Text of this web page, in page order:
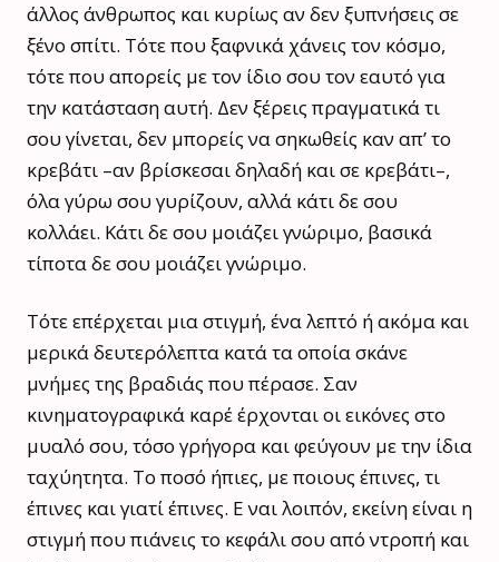
άλλος άνθρωπος και κυρίως αν δεν ξυπνήσεις σε
ξένο σπίτι. Τότε που ξαφνικά χάνεις τον κόσμο,
τότε που απορείς με τον ίδιο σου τον εαυτό για
την κατάσταση αυτή. Δεν ξέρεις πραγματικά τι
σου γίνεται, δεν μπορείς να σηκωθείς καν απ’ το
κρεβάτι –αν βρίσκεσαι δηλαδή και σε κρεβάτι–,
όλα γύρω σου γυρίζουν, αλλά κάτι δε σου
κολλάει. Κάτι δε σου μοιάζει γνώριμο, βασικά
τίποτα δε σου μοιάζει γνώριμο.
Τότε επέρχεται μια στιγμή, ένα λεπτό ή ακόμα και
μερικά δευτερόλεπτα κατά τα οποία σκάνε
μνήμες της βραδιάς που πέρασε. Σαν
κινηματογραφικά καρέ έρχονται οι εικόνες στο
μυαλό σου, τόσο γρήγορα και φεύγουν με την ίδια
ταχύητητα. Το ποσό ήπιες, με ποιους έπινες, τι
έπινες και γιατί έπινες. Ε ναι λοιπόν, εκείνη είναι η
στιγμή που πιάνεις το κεφάλι σου από ντροπή και